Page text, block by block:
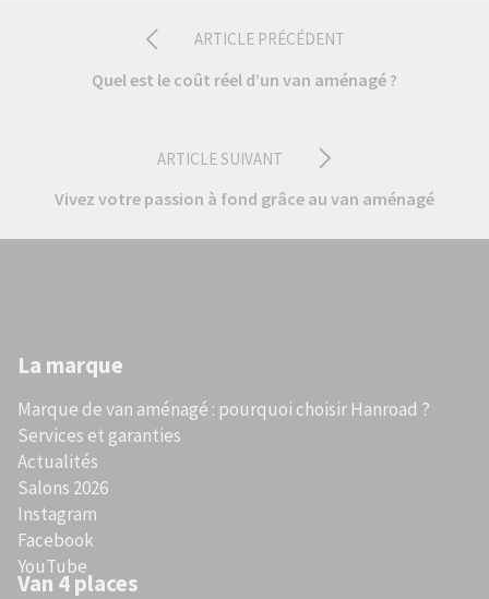
ARTICLE PRÉCÉDENT
Quel est le coût réel d’un van aménagé ?
ARTICLE SUIVANT
Vivez votre passion à fond grâce au van aménagé
La marque
Marque de van aménagé : pourquoi choisir Hanroad ?
Services et garanties
Actualités
Salons 2026
Instagram
Facebook
YouTube
Van 4 places